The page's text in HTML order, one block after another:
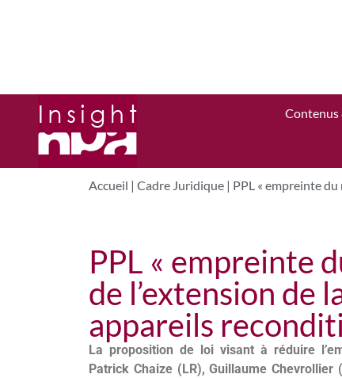
Contenus
Accueil | Cadre Juridique | PPL « empreinte
PPL « empreinte
de l’extension de
appareils
La proposition de loi visant à réduire
Patrick Chaize (LR), Guillaume